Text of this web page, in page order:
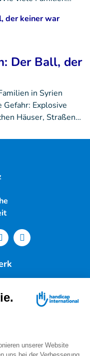
Der Ball, der
in Syrien
Explosive
Häuser, Straßen…
101 | 80337
60259